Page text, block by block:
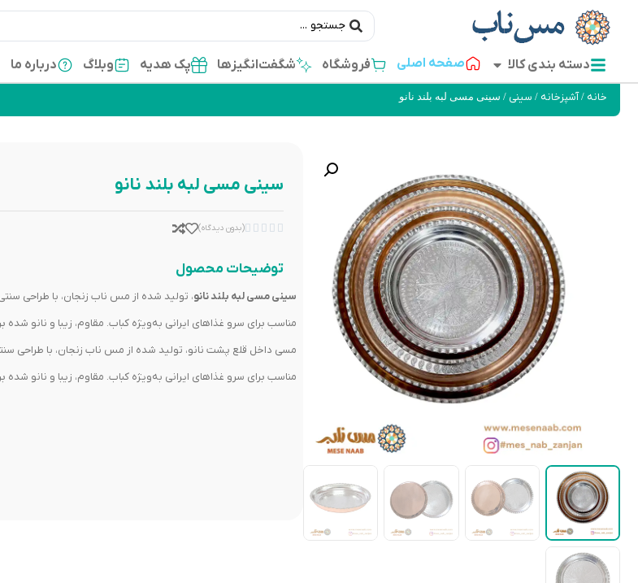
دسته بندی کالا صفحه اصلی فروشگاه شگفت‌انگیزها پک هدیه وبلاگ درباره ما
خانه /آشپزخانه / سینی / سینی مسی لبه بلند نانو
سینی مسی لبه بلند نانو




(بدون دیدگاه)
توضیحات محصول
سینی مسی لبه بلند نانو، تولید شده از مس ناب زنجان، با طراحی سنتی
مناسب برای سرو غذاهای ایرانی به‌ویژه کباب. مقاوم، زیبا و نانو شده
مسی داخل قلع پشت نانو، تولید شده از مس ناب زنجان، با طراحی
مناسب برای سرو غذاهای ایرانی به‌ویژه کباب. مقاوم، زیبا و نانو شده